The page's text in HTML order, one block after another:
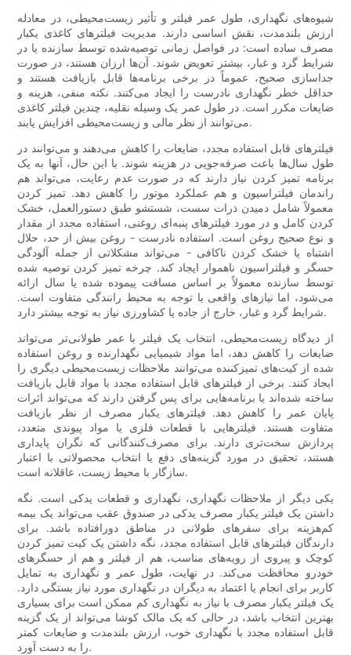
شیوه‌های نگهداری، طول عمر فیلتر و تأثیر زیست‌محیطی، در معادله
ارزش بلندمدت، نقش اساسی دارند. مدیریت فیلترهای کاغذی یکبار
مصرف ساده است: در فواصل زمانی توصیه‌شده توسط سازنده یا در
شرایط گرد و غبار، بیشتر تعویض شوند. آن‌ها ارزان هستند، در صورت
جداسازی صحیح، عموماً در برخی برنامه‌ها قابل بازیافت هستند و
حداقل خطر نگهداری نادرست را ایجاد می‌کنند. نکته منفی، هزینه و
ضایعات مکرر است. در طول عمر یک وسیله نقلیه، چندین فیلتر کاغذی
می‌توانند از نظر مالی و زیست‌محیطی افزایش یابند.
فیلترهای قابل استفاده مجدد، ضایعات را کاهش می‌دهند و می‌توانند در
طول سال‌ها باعث صرفه‌جویی در هزینه شوند. با این حال، آنها به یک
برنامه تمیز کردن نیاز دارند که در صورت عدم رعایت، می‌تواند هم
راندمان فیلتراسیون و هم عملکرد موتور را کاهش دهد. تمیز کردن
معمولاً شامل دمیدن ذرات سست، شستشو طبق دستورالعمل، خشک
کردن کامل و در مورد فیلترهای پنبه‌ای روغنی، استفاده مجدد از مقدار
و نوع صحیح روغن است. استفاده نادرست - روغن بیش از حد، حلال
اشتباه یا خشک کردن ناکافی - می‌تواند مشکلاتی از جمله آلودگی
حسگر و فیلتراسیون ناهموار ایجاد کند. چرخه تمیز کردن توصیه شده
توسط سازنده معمولاً بر اساس مسافت پیموده شده یا سال ارائه
می‌شود، اما نیازهای واقعی با توجه به محیط رانندگی متفاوت است.
شرایط گرد و غبار، خارج از جاده یا کشاورزی نیاز به توجه بیشتر دارد.
از دیدگاه زیست‌محیطی، انتخاب یک فیلتر با عمر طولانی‌تر می‌تواند
ضایعات را کاهش دهد، اما مواد شیمیایی نگهدارنده و روغن استفاده
شده از کیت‌های تمیزکننده می‌توانند ملاحظات زیست‌محیطی دیگری را
ایجاد کنند. برخی از فیلترهای قابل استفاده مجدد با مواد قابل بازیافت
ساخته شده‌اند یا برنامه‌هایی برای پس گرفتن دارند که می‌تواند اثرات
پایان عمر را کاهش دهد. فیلترهای یکبار مصرف از نظر بازیافت
متفاوت هستند. فیلترهایی با قطعات فلزی یا مواد پیوندی متعدد،
پردازش سخت‌تری دارند. برای مصرف‌کنندگانی که نگران پایداری
هستند، تحقیق در مورد گزینه‌های دفع یا انتخاب محصولاتی با اعتبار
سازگار با محیط زیست، عاقلانه است.
یکی دیگر از ملاحظات نگهداری، نگهداری و قطعات یدکی است. نگه
داشتن یک فیلتر یکبار مصرف یدکی در صندوق عقب می‌تواند یک بیمه
کم‌هزینه برای سفرهای طولانی در مناطق دورافتاده باشد. برای
دارندگان فیلترهای قابل استفاده مجدد، نگه داشتن یک کیت تمیز کردن
کوچک و پیروی از رویه‌های مناسب، هم از فیلتر و هم از حسگرهای
خودرو محافظت می‌کند. در نهایت، طول عمر و نگهداری به تمایل
کاربر برای انجام یا اعتماد به دیگران در نگهداری مورد نیاز بستگی دارد.
یک فیلتر یکبار مصرف با نیاز به نگهداری کم ممکن است برای بسیاری
بهترین انتخاب باشد، در حالی که یک مالک کوشا می‌تواند از یک گزینه
قابل استفاده مجدد با نگهداری خوب، ارزش بلندمدت و ضایعات کمتر
را به دست آورد.